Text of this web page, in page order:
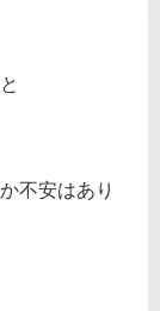
不安はあり